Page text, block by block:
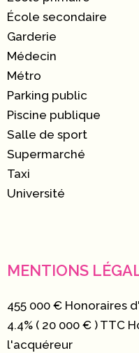
École secondaire
Garderie
Médecin
Métro
Parking public
Piscine publique
Salle de sport
Supermarché
Taxi
Université
MENTIONS
455 000 € Honoraires
4.4% ( 20 000 € ) TTC
l'acquéreur